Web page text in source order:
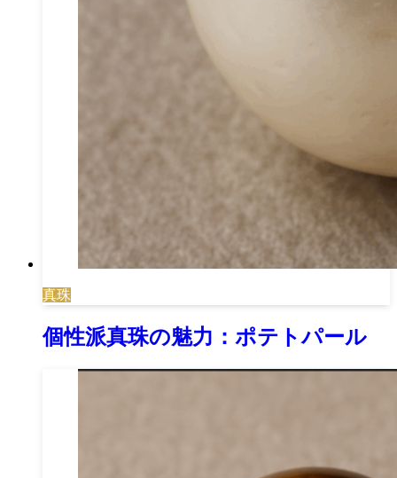
真珠
個性派真珠の魅力：ポテトパール